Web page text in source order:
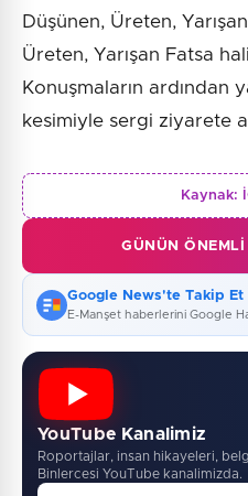
Düşünen, Üreten,
Üreten, Yarışan Fatsa
Konuşmaların ardından
kesimiyle sergi ziyarete
Kaynak:
GÜNÜN ÖNEMLI
Google News'te Takip Et
E-Manşet haberlerini Google
YouTube Kanalimiz
Roportajlar, insan hikayeleri,
Binlercesi YouTube kanalimizda.